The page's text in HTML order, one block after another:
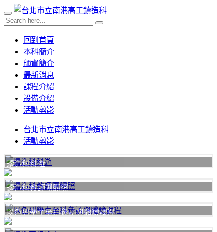
回到首頁
本科簡介
師資簡介
最新消息
課程介紹
設備介紹
活動剪影
台北市立南港高工鑄造科
活動剪影
鑄造科科遊
鑄造科教師團體照
以色列學生至科參訪與體驗課程